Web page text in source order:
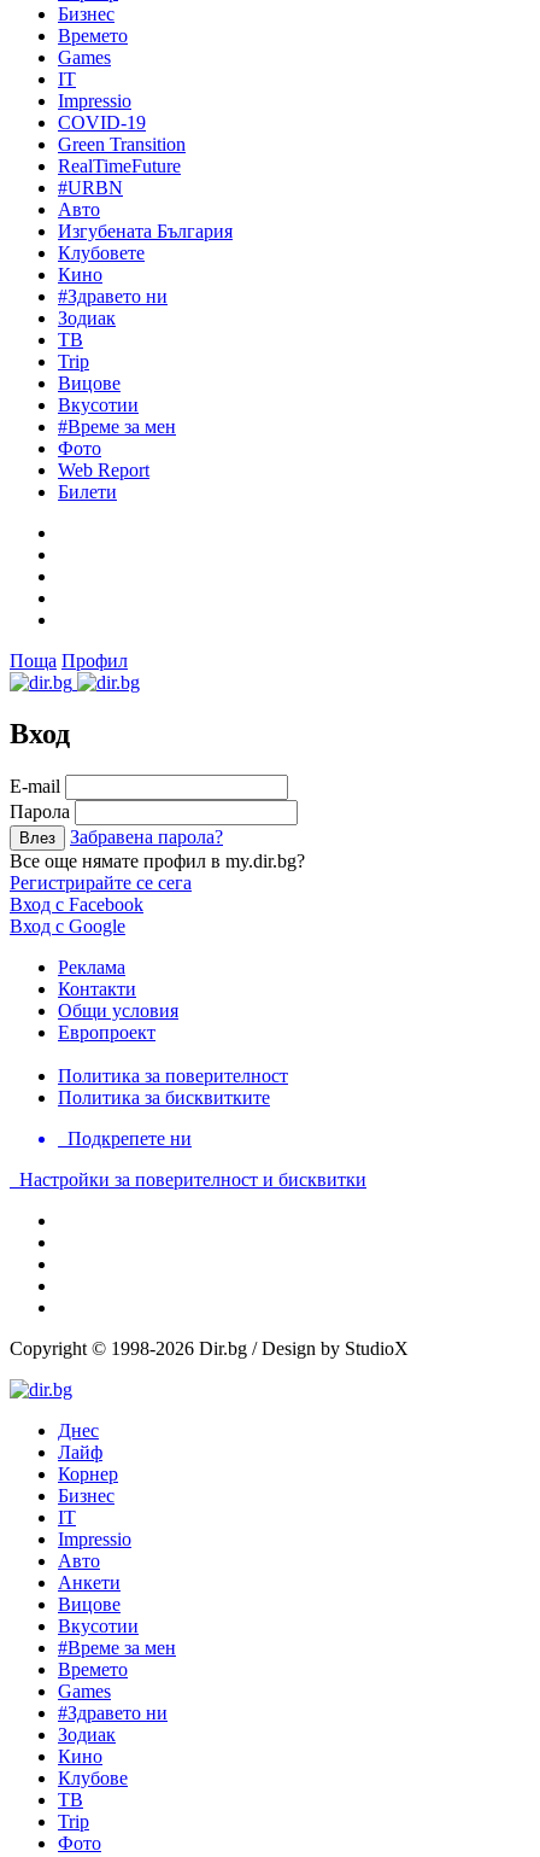
Бизнес
Времето
Games
IT
Impressio
COVID-19
Green Transition
RealTimeFuture
#URBN
Авто
Изгубената България
Клубовете
Кино
#Здравето ни
Зодиак
ТВ
Trip
Вицове
Вкусотии
#Време за мен
Фото
Web Report
Билети
Поща Профил
Вход
Е-mail
Парола
Забравена парола?
Все още нямате профил в my.dir.bg?
Регистрирайте се сега
Вход с Facebook
Вход с Google
Реклама
Контакти
Общи условия
Европроект
Политика за поверителност
Политика за бисквитките
Подкрепете ни
Настройки за поверителност и бисквитки
Copyright © 1998-2026 Dir.bg / Design by StudioX
Днес
Лайф
Корнер
Бизнес
IT
Impressio
Авто
Анкети
Вицове
Вкусотии
#Време за мен
Времето
Games
#Здравето ни
Зодиак
Кино
Клубове
ТВ
Trip
Фото